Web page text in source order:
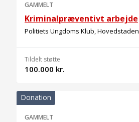
GAMMELT
Kriminalpræventivt arbejde
Politiets Ungdoms Klub, Hovedstaden
Tildelt støtte
100.000 kr.
Donation
GAMMELT